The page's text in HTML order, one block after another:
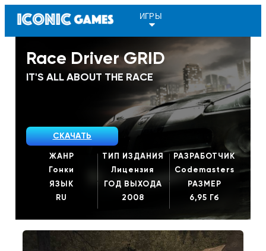
ИГРЫ
Race Driver GRID
IT'S ALL ABOUT THE RACE
СКАЧАТЬ
ЖАНР
Гонки
ТИП ИЗДАНИЯ
Лицензия
РАЗРАБОТЧИК
Codemasters
ЯЗЫК
RU
ГОД ВЫХОДА
2008
РАЗМЕР
6,95 Гб